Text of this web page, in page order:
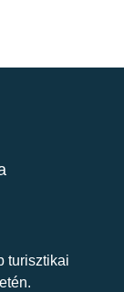
turisztikai